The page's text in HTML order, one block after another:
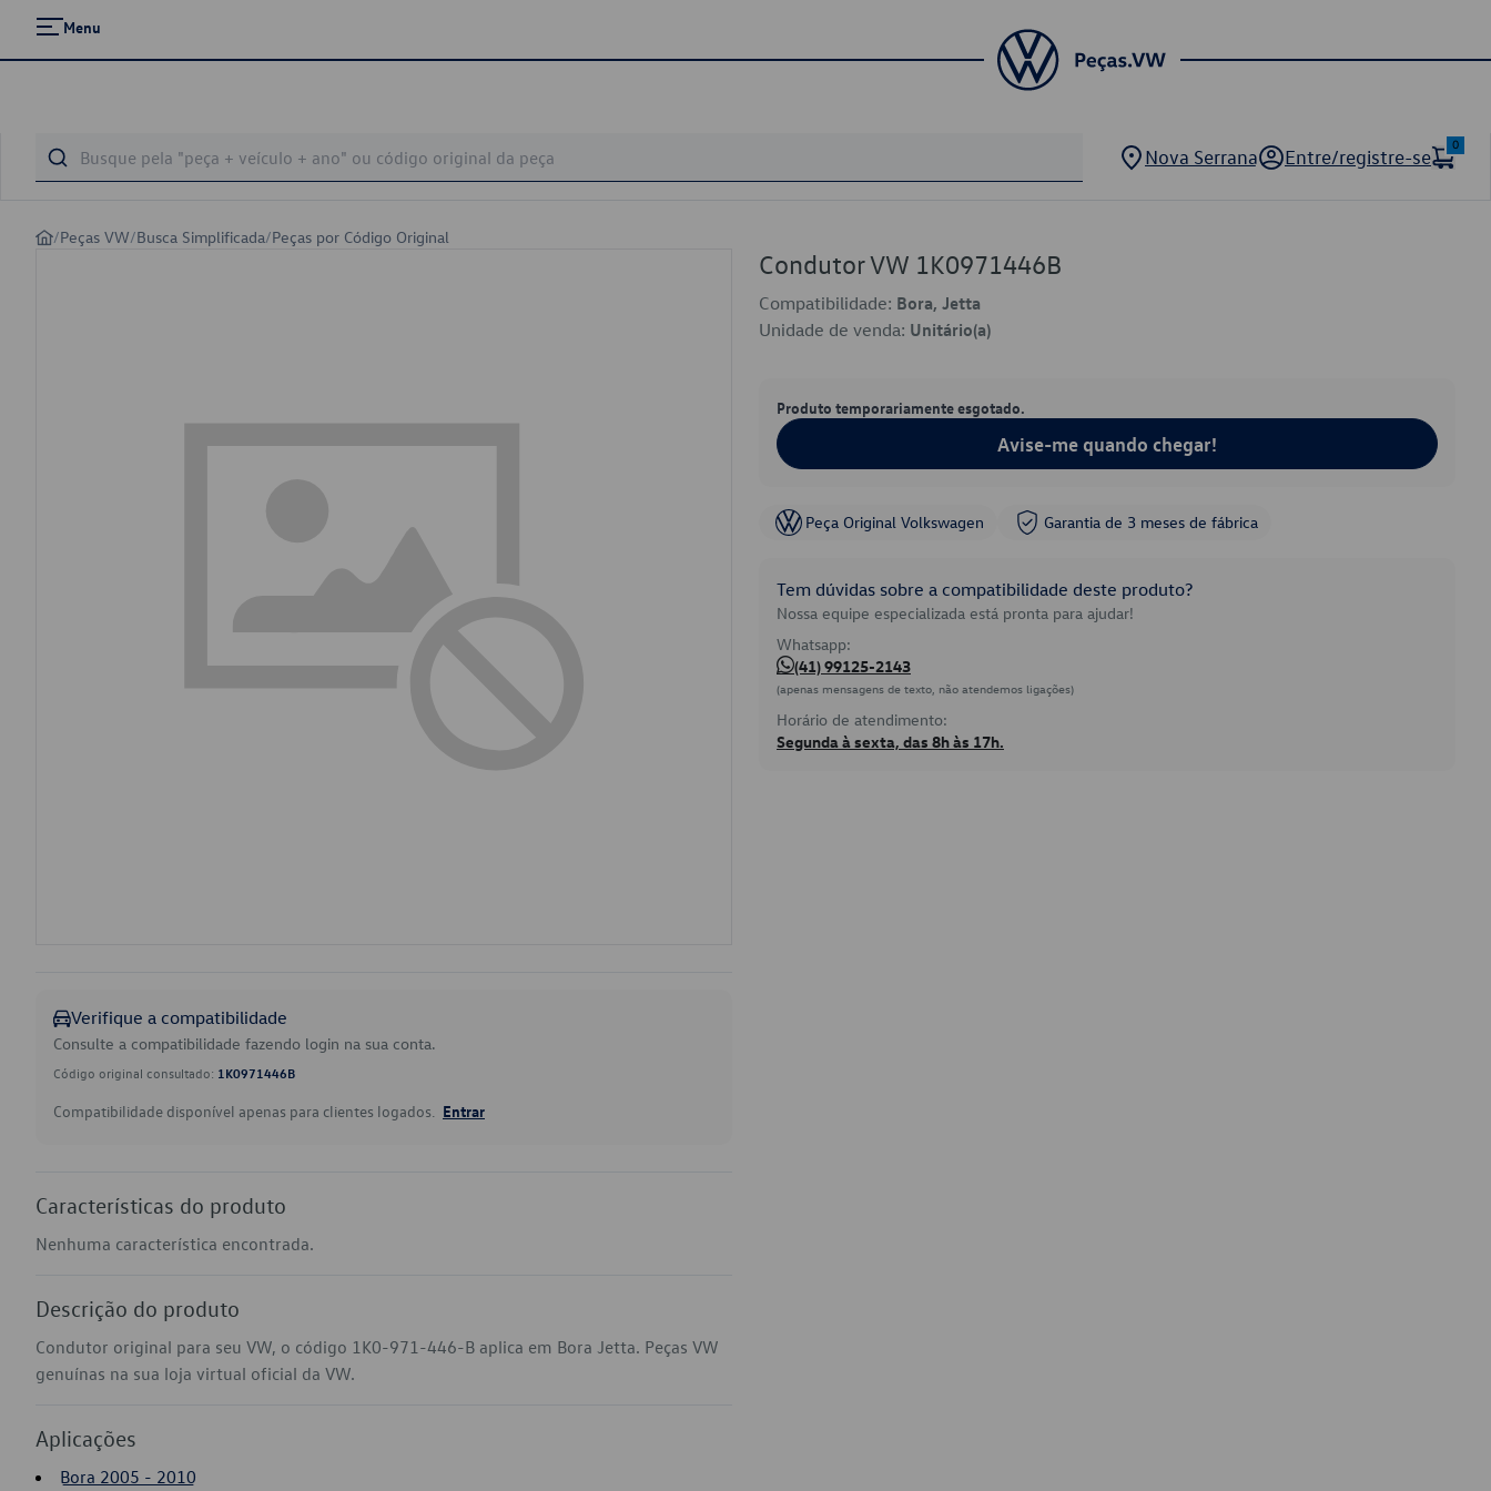
Menu
Nova Serrana Entre/registre-se
0
/Peças VW/Busca Simplificada/Peças por Código Original
Verifique a compatibilidade
Consulte a compatibilidade fazendo login na sua conta.
Código original consultado: 1K0971446B
Compatibilidade disponível apenas para clientes logados. Entrar
Características do produto
Nenhuma característica encontrada.
Descrição do produto
Condutor original para seu VW, o código 1K0-971-446-B aplica em Bora Jetta. Peças VW
genuínas na sua loja virtual oficial da VW.
Aplicações
Bora 2005 - 2010
Condutor VW 1K0971446B
Compatibilidade: Bora, Jetta
Unidade de venda: Unitário(a)
Produto temporariamente esgotado.
Avise-me quando chegar!
Peça Original Volkswagen Garantia de 3 meses de fábrica
Tem dúvidas sobre a compatibilidade deste produto?
Nossa equipe especializada está pronta para ajudar!
Whatsapp:
(41) 99125-2143
(apenas mensagens de texto, não atendemos ligações)
Horário de atendimento:
Segunda à sexta, das 8h às 17h.